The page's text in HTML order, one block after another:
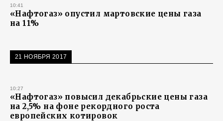
10:41
«Нафтогаз» опустил мартовские цены газа
на 11%
21 НОЯБРЯ 2017
10:27
«Нафтогаз» повысил декабрьские цены газа
на 2,5% на фоне рекордного роста
европейских котировок